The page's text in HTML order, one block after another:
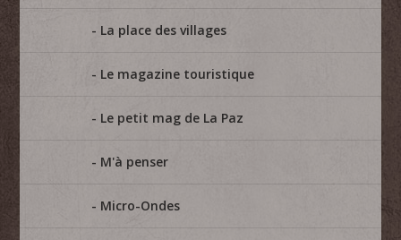
La place des villages
Le magazine touristique
Le petit mag de La Paz
M'à penser
Micro-Ondes